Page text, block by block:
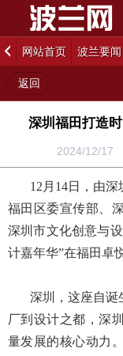
网站首页 波兰要闻
返回
深圳福田打造
2024/12/
12月14日，由深
福田区委宣传部、
深圳市文化创意与
计嘉年华”在福田卓
深圳，这座自诞
厂到设计之都，深
量发展的核心动力